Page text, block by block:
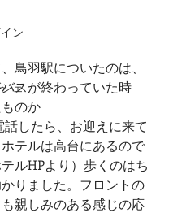
ン
ェ
鳥羽駅についたのは、
スが終わっていた時
のか
テルは高台にあるので
ルHPより）歩くのはち
りました。フロントの
親しみのある感じの応